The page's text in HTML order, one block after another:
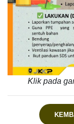
Klik pada